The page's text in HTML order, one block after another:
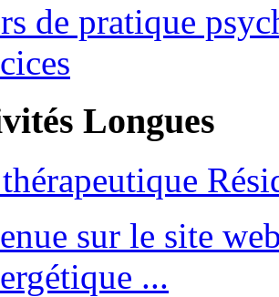
de pratique
Longues
sur le site
...